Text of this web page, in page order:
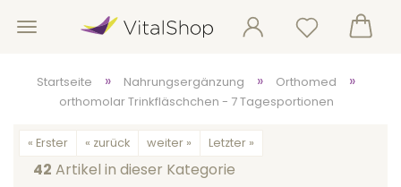
Startseite » Nahrungsergänzung » Orthomed »
orthomolar Trinkfläschchen - 7 Tagesportionen
« Erster « zurück weiter » Letzter »
42 Artikel in dieser Kategorie